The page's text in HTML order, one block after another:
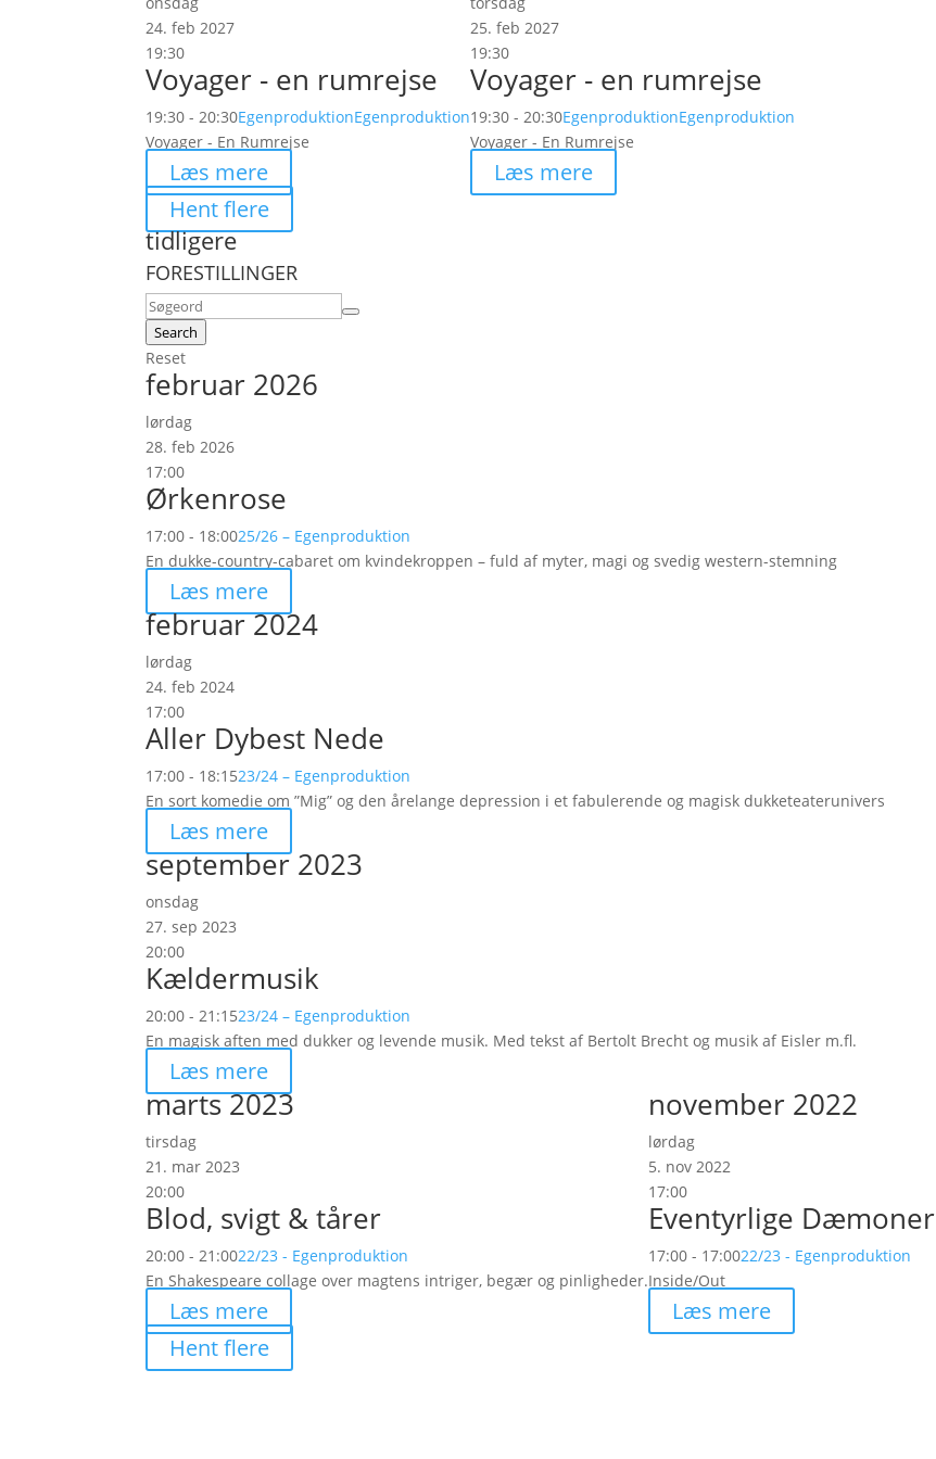
24. feb 2027
19:30
Voyager - en rumrejse
19:30 - 20:30EgenproduktionEgenproduktion
Voyager - En Rumrejse
Læs mere
25. feb 2027
19:30
Voyager - en rumrejse
19:30 - 20:30EgenproduktionEgenproduktion
Voyager - En Rumrejse
Læs mere
Hent flere
tidligere
FORESTILLINGER
Search
Reset
februar 2026
lørdag
28. feb 2026
17:00
Ørkenrose
17:00 - 18:0025/26 – Egenproduktion
En dukke-country-cabaret om kvindekroppen – fuld af myter, magi og svedig western-stemning
Læs mere
februar 2024
lørdag
24. feb 2024
17:00
Aller Dybest Nede
17:00 - 18:1523/24 – Egenproduktion
En sort komedie om ”Mig” og den årelange depression i et fabulerende og magisk dukketeaterunivers
Læs mere
september 2023
onsdag
27. sep 2023
20:00
Kældermusik
20:00 - 21:1523/24 – Egenproduktion
En magisk aften med dukker og levende musik. Med tekst af Bertolt Brecht og musik af Eisler m.fl.
Læs mere
marts 2023
tirsdag
21. mar 2023
20:00
Blod, svigt & tårer
20:00 - 21:0022/23 - Egenproduktion
En Shakespeare collage over magtens intriger, begær og pinligheder.
Læs mere
november 2022
lørdag
5. nov 2022
17:00
Eventyrlige Dæmoner
17:00 - 17:0022/23 - Egenproduktion
Inside/Out
Læs mere
Hent flere